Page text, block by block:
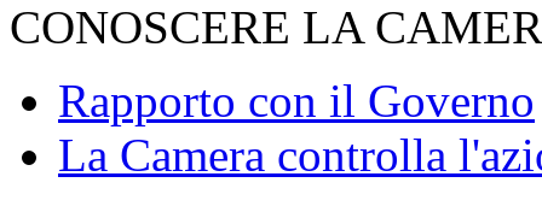
CONOSCERE LA
Rapporto con il Governo
La Camera controlla